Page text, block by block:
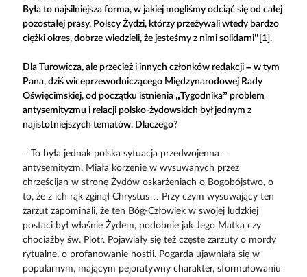
Była to najsilniejsza forma, w jakiej mogliśmy odciąć się od całej
pozostałej prasy. Polscy Żydzi, którzy przeżywali wtedy bardzo
ciężki okres, dobrze wiedzieli, że jesteśmy z nimi solidarni”[1].
Dla Turowicza, ale przecież i innych członków redakcji – w tym
Pana, dziś wiceprzewodniczącego Międzynarodowej Rady
Oświęcimskiej, od początku istnienia „Tygodnika” problem
antysemityzmu i relacji polsko-żydowskich był jednym z
najistotniejszych tematów. Dlaczego?
– To była jednak polska sytuacja przedwojenna –
antysemityzm. Miała korzenie w wysuwanych przez
chrześcijan w stronę Żydów oskarżeniach o Bogobójstwo, o
to, że z ich rąk zginął Chrystus… Przy czym wysuwający ten
zarzut zapominali, że ten Bóg-Człowiek w swojej ludzkiej
postaci był właśnie Żydem, podobnie jak Jego Matka czy
chociażby św. Piotr. Pojawiały się też częste zarzuty o mordy
rytualne, o profanowanie hostii. Pogarda ujawniała się w
popularnym, mającym pejoratywny charakter, sformułowaniu